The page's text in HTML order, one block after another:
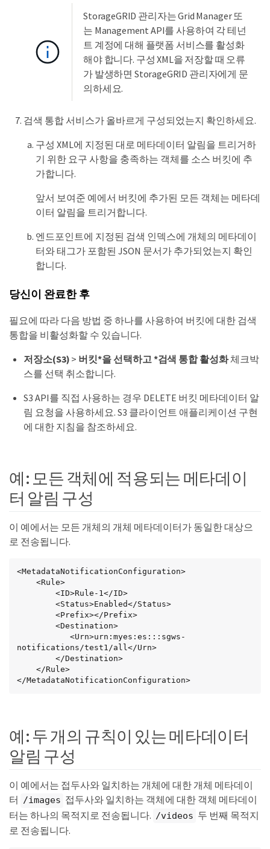
StorageGRID 관리자는 Grid Manager 또
는 Management API를 사용하여 각 테넌
트 계정에 대해 플랫폼 서비스를 활성화
해야 합니다. 구성 XML을 저장할 때 오류
가 발생하면 StorageGRID 관리자에게 문
의하세요.
검색 통합 서비스가 올바르게 구성되었는지 확인하세요.
구성 XML에 지정된 대로 메타데이터 알림을 트리거하
기 위한 요구 사항을 충족하는 객체를 소스 버킷에 추
가합니다.
앞서 보여준 예에서 버킷에 추가된 모든 객체는 메타데
이터 알림을 트리거합니다.
엔드포인트에 지정된 검색 인덱스에 개체의 메타데이
터와 태그가 포함된 JSON 문서가 추가되었는지 확인
합니다.
당신이 완료한 후
필요에 따라 다음 방법 중 하나를 사용하여 버킷에 대한 검색
통합을 비활성화할 수 있습니다.
저장소(S3) > 버킷*을 선택하고 *검색 통합 활성화체크박
스를 선택 취소합니다.
S3 API를 직접 사용하는 경우 DELETE 버킷 메타데이터 알
림 요청을 사용하세요. S3 클라이언트 애플리케이션 구현
에 대한 지침을 참조하세요.
예: 모든 객체에 적용되는 메타데이
터 알림 구성
이 예에서는 모든 개체의 개체 메타데이터가 동일한 대상으
로 전송됩니다.
<MetadataNotificationConfiguration>
notifications/test1/all</Urn>
</MetadataNotificationConfiguration>
예: 두 개의 규칙이 있는 메타데이터
알림 구성
이 예에서는 접두사와 일치하는 개체에 대한 개체 메타데이
터 /images 접두사와 일치하는 객체에 대한 객체 메타데이
터는 하나의 목적지로 전송됩니다. /videos 두 번째 목적지
로 전송됩니다.